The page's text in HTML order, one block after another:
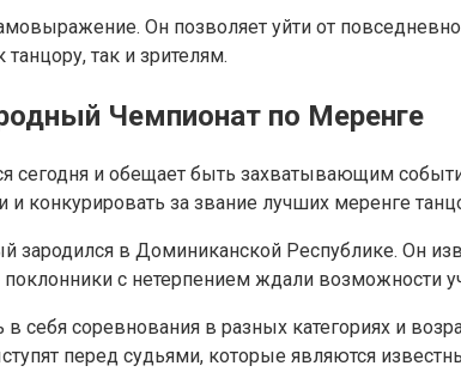
Он позволяет уйти от
так и зрителям.
Чемпионат по Меренге
и обещает быть захватывающим
конкурировать за звание лучших меренге
зародился в Доминиканской Республике. Он
с нетерпением ждали возможности
соревнования в разных категориях и
перед судьями, которые являются